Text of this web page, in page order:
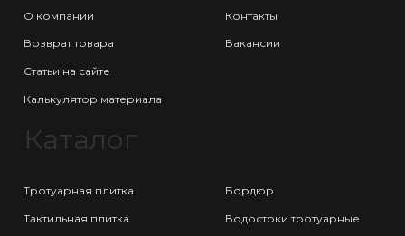
О компании
Возврат товара
Статьи на сайте
Калькулятор материала
Контакты
Вакансии
Каталог
Тротуарная плитка
Тактильная плитка
Бордюр
Водостоки тротуарные